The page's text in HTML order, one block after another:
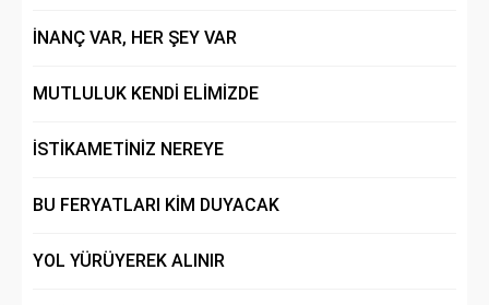
İNANÇ VAR, HER ŞEY VAR
MUTLULUK KENDİ ELİMİZDE
İSTİKAMETİNİZ NEREYE
BU FERYATLARI KİM DUYACAK
YOL YÜRÜYEREK ALINIR